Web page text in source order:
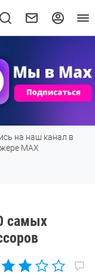
на наш канал в
МАХ
самых